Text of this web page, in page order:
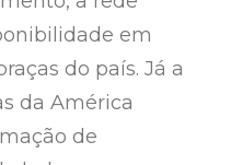
em
do país. Já a
da América
de